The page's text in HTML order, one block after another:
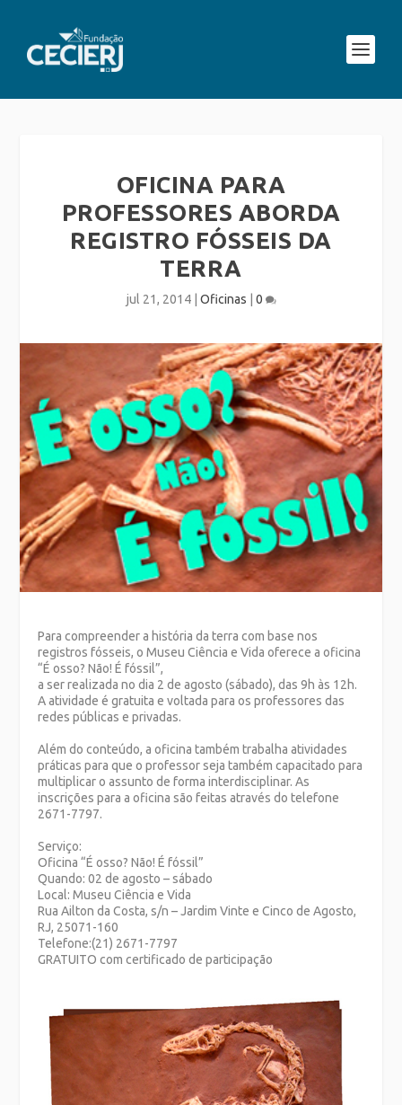
OFICINA PARA
PROFESSORES ABORDA
REGISTRO FÓSSEIS DA
TERRA
jul 21, 2014| Oficinas 0
Para compreender a história da terra com base nos
registros fósseis, o Museu Ciência e Vida oferece a oficina
“É osso? Não! É fóssil”,
a ser realizada no dia 2 de agosto (sábado), das 9h às 12h.
A atividade é gratuita e voltada para os professores das
redes públicas e privadas.
Além do conteúdo, a oficina também trabalha atividades
práticas para que o professor seja também capacitado para
multiplicar o assunto de forma interdisciplinar. As
inscrições para a oficina são feitas através do telefone
2671-7797.
Serviço:
Oficina “É osso? Não! É fóssil”
Quando: 02 de agosto – sábado
Local: Museu Ciência e Vida
Rua Ailton da Costa, s/n – Jardim Vinte e Cinco de Agosto,
RJ, 25071-160
Telefone:(21) 2671-7797
GRATUITO com certificado de participação